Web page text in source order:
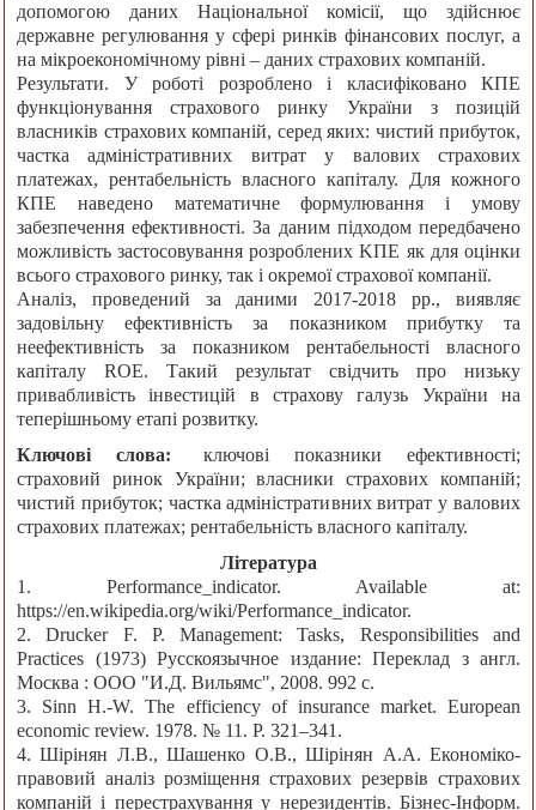
допомогою даних Національної комісії, що здійснює
державне регулювання у сфері ринків фінансових послуг, а
на мікроекономічному рівні – даних страхових компаній.
Результати. У роботі розроблено і класифіковано КПЕ
функціонування страхового ринку України з позицій
власників страхових компаній, серед яких: чистий прибуток,
частка адміністративних витрат у валових страхових
платежах, рентабельність власного капіталу. Для кожного
КПЕ наведено математичне формулювання і умову
забезпечення ефективності. За даним підходом передбачено
можливість застосовування розроблених KПЕ як для оцінки
всього страхового ринку, так і окремої страхової компанії.
Аналіз, проведений за даними 2017-2018 рр., виявляє
задовільну ефективність за показником прибутку та
неефективність за показником рентабельності власного
капіталу ROЕ. Такий результат свідчить про низьку
привабливість інвестицій в страхову галузь України на
теперішньому етапі розвитку.
Ключові слова:
ключові показники ефективності;
страховий ринок України; власники страхових компаній;
чистий прибуток; частка адміністративних витрат у валових
страхових платежах; рентабельність власного капіталу.
Література
1. Performance_indicator. Available at:
https://en.wikipedia.org/wiki/Performance_indicator.
2. Drucker F. P. Management: Tasks, Responsibilities and
Practices (1973) Русскоязычное издание: Переклад з англ.
Москва : ООО "И.Д. Вильямс", 2008. 992 с.
3. Sinn H.-W. The efficiency of insurance market. European
economic review. 1978. № 11. P. 321–341.
4. Шірінян Л.В., Шашенко О.В., Шірінян А.А. Економіко-
правовий аналіз розміщення страхових резервів страхових
компаній і перестрахування у нерезидентів. Бізнес-Інформ.